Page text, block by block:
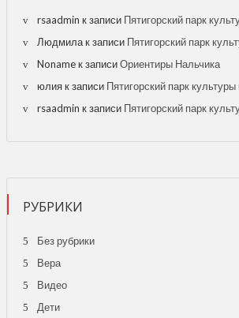
rsaadmin к записи Пятигорский парк
Людмилак записи Пятигорский парк
Nonameк записиОриентиры Нальчика
юлияк записи Пятигорский парк
rsaadmin к записи Пятигорский парк
РУБРИКИ
Без рубрики
Вера
Видео
Дети